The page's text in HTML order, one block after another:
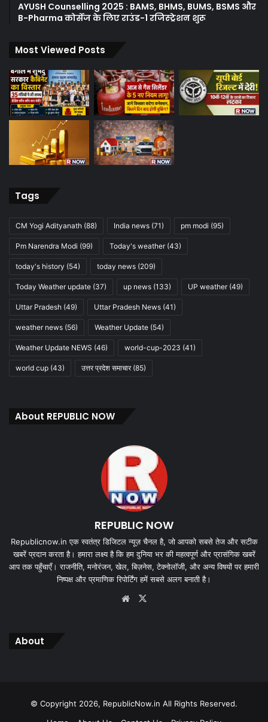
AYUSH Counselling 2025 : BAMS, BHMS, BUMS, BSMS और
B-Pharma कोर्सेज के लिए राउंड-1 रजिस्ट्रेशन शुरू
Most Viewed Posts
Tags
CM Yogi Adityanath (88) India news (71) pm modi (95)
Pm Narendra Modi (99) Today's weather(43)
today's history (54) today news (209)
Today Weather update (37) up news (133) UP weather(49)
Uttar Pradesh (49) Uttar Pradesh News (41)
weather news (56) Weather Update (54)
Weather Update NEWS (46) world-cup-2023 (41)
world cup (43) उत्तर प्रदेश समाचार(85)
About REPUBLIC NOW
REPUBLIC NOW
Republicnow.in एक स्वतंत्र डिजिटल न्यूज़ चैनल है, जो आपको सबसे तेज और सटीक
खबरें प्रदान करता है। हमारा लक्ष्य है कि हम दुनिया भर की महत्वपूर्ण और प्रासंगिक खबरें
आप तक पहुँचाएँ। राजनीति, मनोरंजन, खेल, बिज़नेस, टेक्नोलॉजी, और अन्य विषयों पर हमारी
निष्पक्ष और प्रमाणिक रिपोर्टिंग हमें सबसे अलग बनाती है।
Website
About
© Copyright 2026, RepublicNow.in All Rights Reserved.